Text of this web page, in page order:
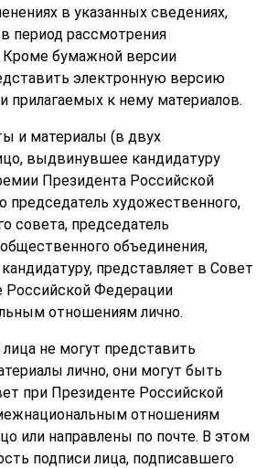
в указанных сведениях,
период рассмотрения
Кроме бумажной версии
электронную версию
прилагаемых к нему материалов.
и материалы (в двух
выдвинувшее кандидатуру
Президента Российской
председатель художественного,
совета, председатель
объединения,
представляет в Совет
Российской Федерации
отношениям лично.
не могут представить
лично, они могут быть
при Президенте Российской
отношениям
или направлены по почте. В этом
подписи лица, подписавшего